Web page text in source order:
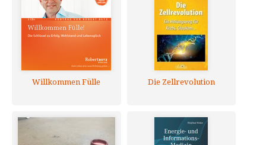
Willkommen Fülle Die Zellrevolution